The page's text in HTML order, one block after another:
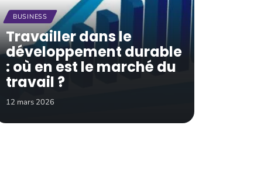
BUSINESS
Travailler dans le
développement durable
: où en est le marché du
travail ?
12 mars 2026